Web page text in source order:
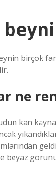
birçok
ne
kan
beyaz